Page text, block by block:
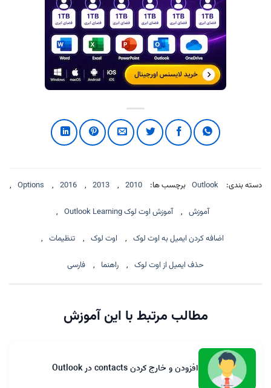
دسته بندی: Outlook برچسب ها: 2010
,
2013
,
2016
,
Options
,
آموزش , آموزش اوت لوک Outlook Learning ,
اضافه کردن ایمیل به اوت لوک , اوت لوک , تنظیمات ,
حذف ایمیل از اوت لوک , راهنما , فارسی
مطالب مرتبط با این آموزش
افزودن و خارج کردن contacts در Outlook